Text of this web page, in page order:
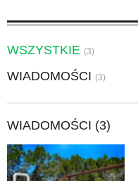
WSZYSTKIE (3)
WIADOMOŚCI (3)
WIADOMOŚCI (3)